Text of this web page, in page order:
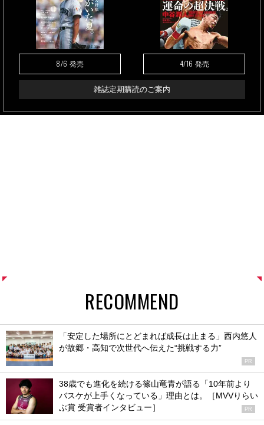
8/6 発売 4/16 発売
雑誌定期購読のご案内
RECOMMEND
「安定した場所にとどまれば成長は止まる」西内悠人
が故郷・高知で次世代へ伝えた“挑戦する力”
PR
38歳でも進化を続ける篠山竜青が語る「10年前より
バスケが上手くなっている」理由とは。［MVVりらい
ぶ賞 受賞者インタビュー］
PR